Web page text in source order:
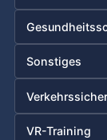
Sonstiges
VR-Training